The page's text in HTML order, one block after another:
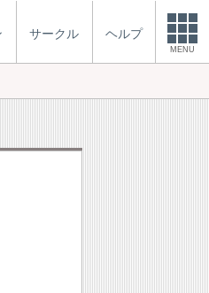
サークル ヘルプ
MENU